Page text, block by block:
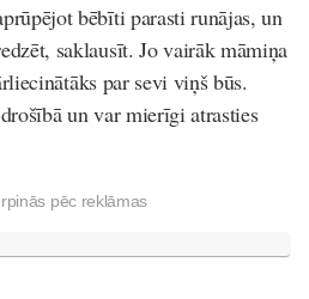
bēbīti parasti runājas, un
saklausīt. Jo vairāk māmiņa
par sevi viņš būs.
un var mierīgi atrasties
pēc reklāmas